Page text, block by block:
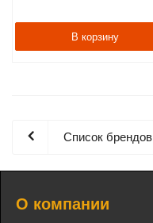
В корзину
Список брендов
О компании